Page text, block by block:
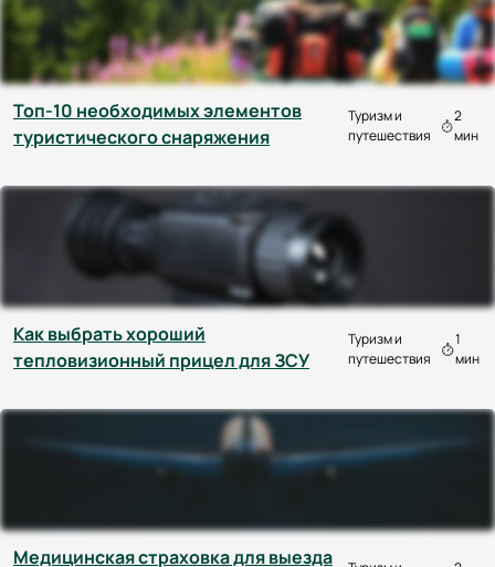
Топ-10 необходимых элементов
туристического снаряжения
Туризм и
путешествия
2
мин
Как выбрать хороший
тепловизионный прицел для ЗСУ
Туризм и
путешествия
1
мин
Медицинская страховка для выезда